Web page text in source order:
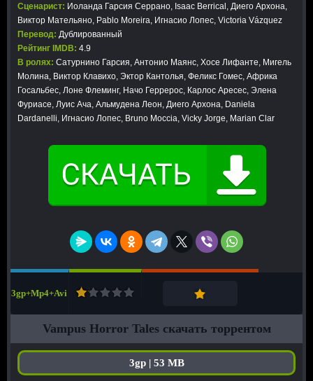
Сценарист: Иоланда Гарсия Серрано, Isaac Berrical, Диего Архона,
Виктор Мательяно, Pablo Moreira, Игнасио Лопес, Victoria Vázquez
Перевод: Дублированный
Рейтинг IMDB: 4.9
В ролях: Сатурнино Гарсия, Антонио Маянс, Хосе Лифанте, Мигель
Молина, Виктор Клавихо, Эктор Кантолья, Феликс Гомес, Африка
Госальбес, Лоне Флеминг, Начо Геррерос, Карлос Аресес, Элена
Фуриасе, Луис Ача, Альмудена Леон, Диего Архона, Daniela
Dardanelli, Игнасио Лопес, Bruno Moccia, Vicky Jorge, Marian Clar
3gp+Mp4+Avi
Vampus Horror Tales скачать торрентом
3gp | 53 MB